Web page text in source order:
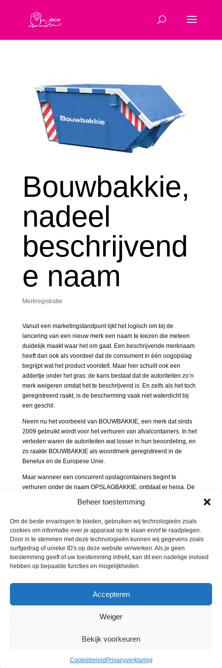
Beheer toestemming
Om de beste ervaringen te bieden, gebruiken wij technologieën zoals
cookies om informatie over je apparaat op te slaan en/of te raadplegen.
Door in te stemmen met deze technologieën kunnen wij gegevens zoals
surfgedrag of unieke ID's op deze website verwerken. Als je geen
toestemming geeft of uw toestemming intrekt, kan dit een nadelige invloed
hebben op bepaalde functies en mogelijkheden.
Accepteren
Weiger
Bekijk voorkeuren
Cookiebeleid Privacyverklaring
Bouwbakkie,
nadeel
beschrijvend
e naam
Merkregistratie
Vanuit een marketingstandpunt lijkt het logisch om bij de
lancering van een nieuw merk een naam te kiezen die meteen
duidelijk maakt waar het om gaat. Een beschrijvende merknaam
heeft dan ook als voordeel dat de consument in één oogopslag
begrijpt wat het product voorstelt. Maar hier schuilt ook een
addertje onder het gras: de kans bestaat dat de autoriteiten zo’n
merk weigeren omdat het te beschrijvend is. En zelfs als het toch
geregistreerd raakt, is de bescherming vaak niet waterdicht bij
een geschil.
Neem nu het voorbeeld van BOUWBAKKIE, een merk dat sinds
2009 gebruikt wordt voor het verhuren van afvalcontainers. In het
verleden waren de autoriteiten wat losser in hun beoordeling, en
zo raakte BOUWBAKKIE als woordmerk geregistreerd in de
Benelux en de Europese Unie.
Maar wanneer een concurrent opslagcontainers begint te
verhuren onder de naam OPSLAGBAKKIE, ontstaat er heisa. De
tegenpartij beweert dat beide merken te beschrijvend zijn en dus
woorden als “BAKKIE” en “BOUW” zijn te algemeen en geven het
merk geen uniek karakter. De rechter beslist dan ook dat de
merken worden doorgehaald.
De moraal van het verhaal? Wie slim is, kiest bij het ontwikkelen
liever in een fictieve of suggestieve merknaam die je echt kan
onderscheiden en beschermen.
Privacyverklaring